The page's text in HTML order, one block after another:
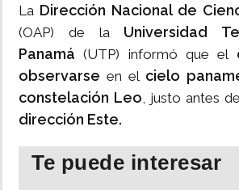
La Dirección Nacional de
(OAP) de la Universidad
Panamá (UTP) informó que el
observarse en el cielo
constelación Leo, justo antes
dirección Este.
Te puede interesar